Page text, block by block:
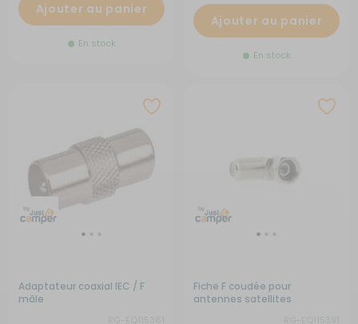
Ajouter au panier
En stock
Ajouter au panier
En stock
Adaptateur coaxial IEC / F
mâle
Fiche F coudée pour
antennes satellites